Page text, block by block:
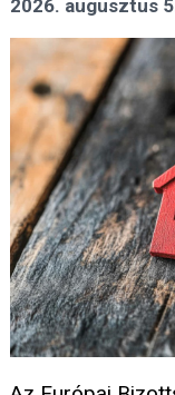
2026. augusztus